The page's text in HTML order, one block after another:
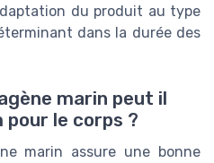
du produit au type
dans la durée des
marin peut il
pour le corps ?
marin assure une bonne